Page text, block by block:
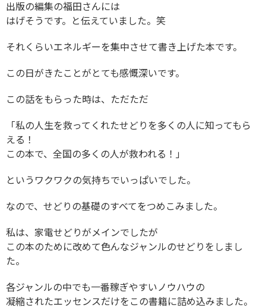
出版の編集の福田さんには
はげそうです。と伝えていました。笑
それくらいエネルギーを集中させて書き上げた本です。
この日がきたことがとても感慨深いです。
この話をもらった時は、ただただ
「私の人生を救ってくれたせどりを多くの人に知ってもら
える！
この本で、全国の多くの人が救われる！」
というワクワクの気持ちでいっぱいでした。
なので、せどりの基礎のすべてをつめこみました。
私は、家電せどりがメインでしたが
この本のために改めて色んなジャンルのせどりをしまし
た。
各ジャンルの中でも一番稼ぎやすいノウハウの
凝縮されたエッセンスだけをこの書籍に詰め込みました。